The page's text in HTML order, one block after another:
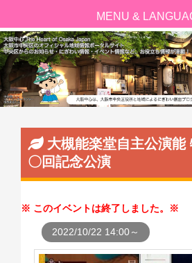
大槻能楽堂自主公演能
〇回記念公演
このイベントは終了しました。
2022/10/22 14:00～